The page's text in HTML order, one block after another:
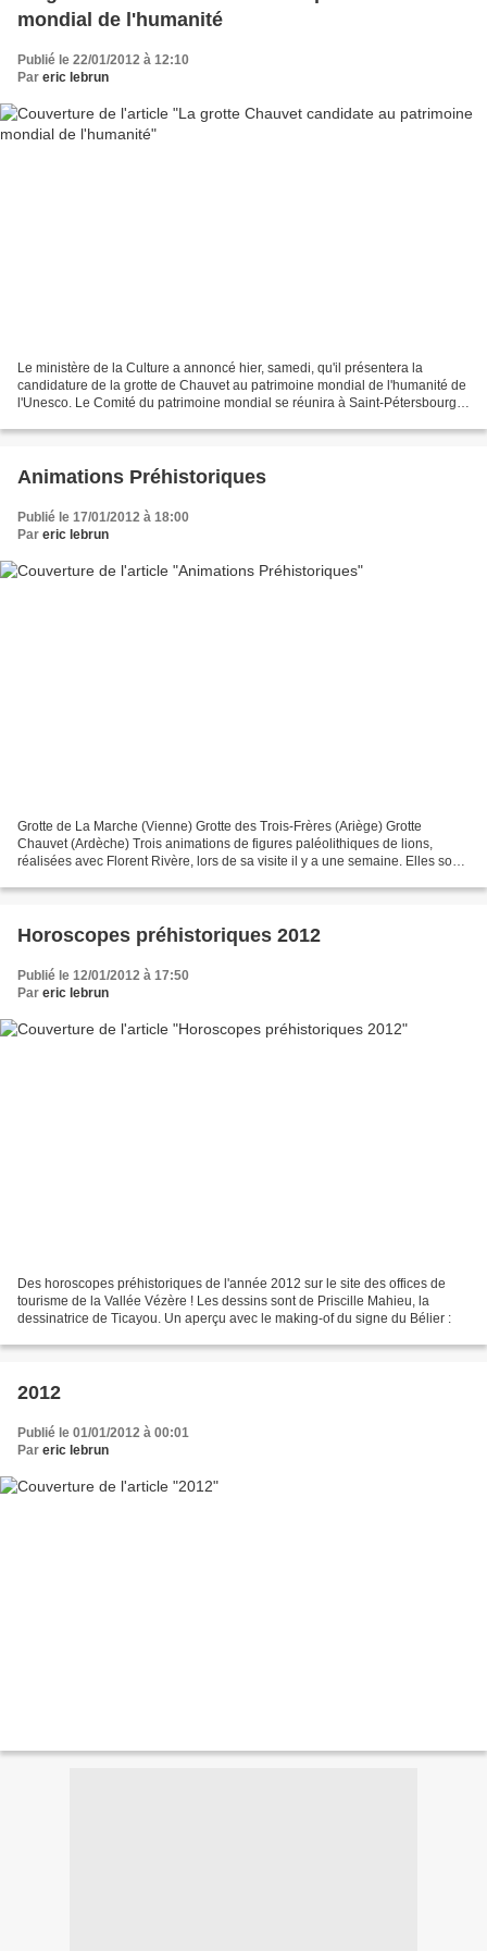
mondial de l'humanité
Publié le 22/01/2012 à 12:10
Par eric lebrun
Le ministère de la Culture a annoncé hier, samedi, qu'il présentera la
candidature de la grotte de Chauvet au patrimoine mondial de l'humanité de
l'Unesco. Le Comité du patrimoine mondial se réunira à Saint-Pétersbourg
Animations Préhistoriques
Publié le 17/01/2012 à 18:00
Par eric lebrun
Grotte de La Marche (Vienne) Grotte des Trois-Frères (Ariège) Grotte
Chauvet (Ardèche) Trois animations de figures paléolithiques de lions,
réalisées avec Florent Rivère, lors de sa visite il y a une semaine. Elles sont
Horoscopes préhistoriques 2012
Publié le 12/01/2012 à 17:50
Par eric lebrun
Des horoscopes préhistoriques de l'année 2012 sur le site des offices de
tourisme de la Vallée Vézère ! Les dessins sont de Priscille Mahieu, la
dessinatrice de Ticayou. Un aperçu avec le making-of du signe du Bélier :
2012
Publié le 01/01/2012 à 00:01
Par eric lebrun